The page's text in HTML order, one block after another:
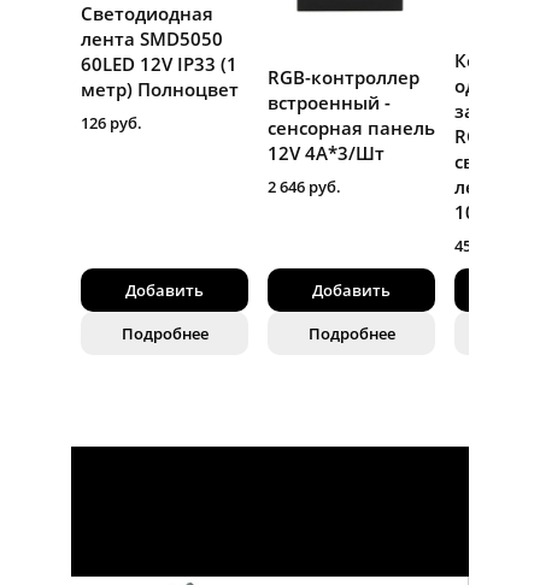
Светодиодная
лента SMD5050
60LED 12V IP33 (1
метр) Полноцвет
126 руб.
Добавить
Подробнее
RGB-контроллер
встроенный -
сенсорная панель
12V 4A*3/Шт
2 646 руб.
Добавить
Подробнее
RGB
лент
10мм/Шт
45 руб.